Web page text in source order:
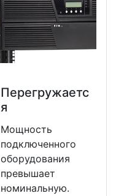
Перегружаетс
я
Мощность
подключенного
оборудования
превышает
номинальную.